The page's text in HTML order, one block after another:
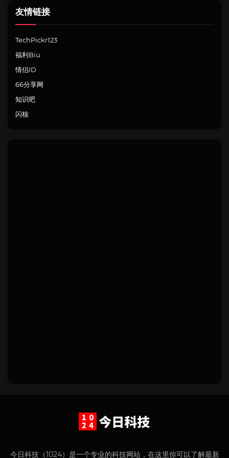
友情链接
TechPickr123
福利Biu
情侣ID
66分享网
知识吧
闪核
今日科技（1024）是一个专业的科技网站，在这里你可以了解最新